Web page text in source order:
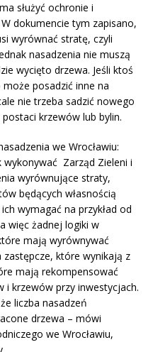
służyć ochronie i
dokumencie tym zapisano,
wyrównać stratę, czyli
nasadzenia nie muszą
wycięto drzewa. Jeśli ktoś
posadzić inne na
nie trzeba sadzić nowego
krzewów lub bylin.
we Wrocławiu:
Zarząd Zieleni i
wyrównujące straty,
będących własnością
wymagać na przykład od
więc żadnej logiki w
mają wyrównywać
które wynikają z
mają rekompensować
i krzewów przy inwestycjach.
liczba nasadzeń
drzewa – mówi
we Wrocławiu,